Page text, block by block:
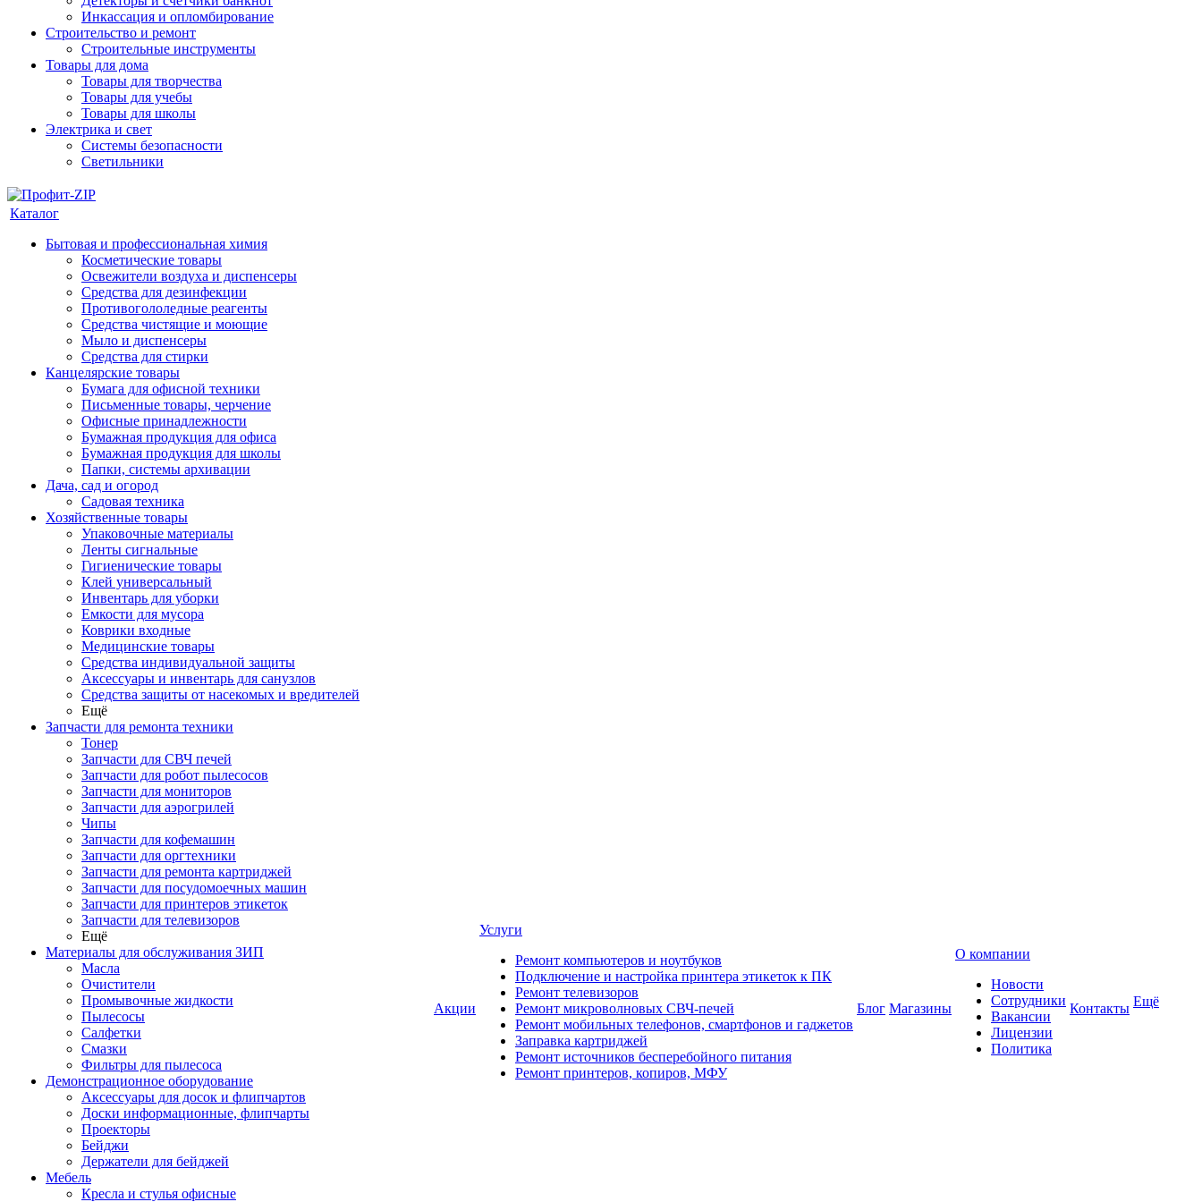
Инкассация и опломбирование
Строительство и ремонт
Строительные инструменты
Товары для дома
Товары для творчества
Товары для учебы
Товары для школы
Электрика и свет
Системы безопасности
Светильники
Каталог
Бытовая и профессиональная химия
Косметические товары
Освежители воздуха и диспенсеры
Средства для дезинфекции
Противогололедные реагенты
Средства чистящие и моющие
Мыло и диспенсеры
Средства для стирки
Канцелярские товары
Бумага для офисной техники
Письменные товары, черчение
Офисные принадлежности
Бумажная продукция для офиса
Бумажная продукция для школы
Папки, системы архивации
Дача, сад и огород
Садовая техника
Хозяйственные товары
Упаковочные материалы
Ленты сигнальные
Гигиенические товары
Клей универсальный
Инвентарь для уборки
Емкости для мусора
Коврики входные
Медицинские товары
Средства индивидуальной защиты
Аксессуары и инвентарь для санузлов
Средства защиты от насекомых и вредителей
Ещё
Запчасти для ремонта техники
Тонер
Запчасти для СВЧ печей
Запчасти для робот пылесосов
Запчасти для мониторов
Запчасти для аэрогрилей
Чипы
Запчасти для кофемашин
Запчасти для оргтехники
Запчасти для ремонта картриджей
Запчасти для посудомоечных машин
Запчасти для принтеров этикеток
Запчасти для телевизоров
Ещё
Материалы для обслуживания ЗИП
Масла
Очистители
Промывочные жидкости
Пылесосы
Салфетки
Смазки
Фильтры для пылесоса
Демонстрационное оборудование
Аксессуары для досок и флипчартов
Доски информационные, флипчарты
Проекторы
Бейджи
Держатели для бейджей
Мебель
Кресла и стулья офисные
Акции
Услуги
Ремонт компьютеров и ноутбуков
Подключение и настройка принтера этикеток к ПК
Ремонт телевизоров
Ремонт микроволновых СВЧ-печей
Ремонт мобильных телефонов, смартфонов и гаджетов
Заправка картриджей
Ремонт источников бесперебойного питания
Ремонт принтеров, копиров, МФУ
Блог Магазины
О компании
Новости
Сотрудники
Вакансии
Лицензии
Политика
Контакты Ещё